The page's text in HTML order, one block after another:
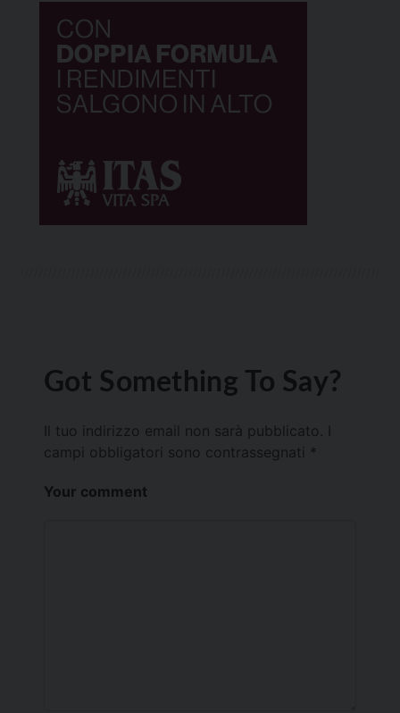
Got Something To Say?
Il tuo indirizzo email non sarà pubblicato.
campi obbligatori sono contrassegnati *
Your comment